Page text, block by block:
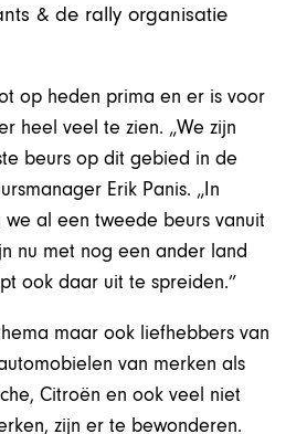
& de rally organisatie
op heden prima en er is voor
heel veel te zien. „We zijn
beurs op dit gebied in de
Erik Panis. „In
we al een tweede beurs vanuit
nu met nog een ander land
ook daar uit te spreiden.”
maar ook liefhebbers van
van merken als
Citroën en ook veel niet
zijn er te bewonderen.